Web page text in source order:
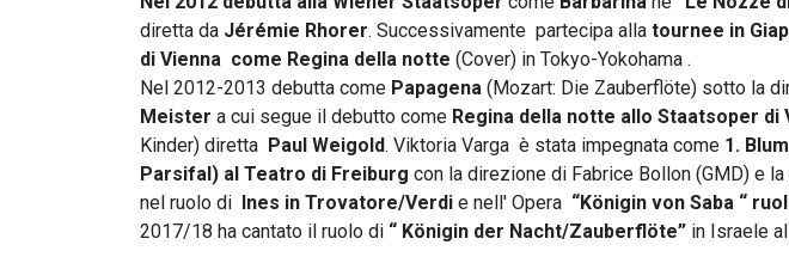
diretta da Jérémie Rhorer. Successivamente partecipa alla tournee in
di Vienna come Regina della notte (Cover) in Tokyo-Yokohama .
Nel 2012-2013 debutta come Papagena (Mozart: Die Zauberflöte) sotto la
Meister a cui segue il debutto come Regina della notte allo Staatsoper di
Kinder) diretta Paul Weigold. Viktoria Varga è stata impegnata come 1.
Parsifal) al Teatro di Freiburg con la direzione di Fabrice Bollon (GMD) e
nel ruolo di Ines in Trovatore/Verdi e nell' Opera “Königin von Saba “
2017/18 ha cantato il ruolo di “ Königin der Nacht/Zauberflöte” in Israele al